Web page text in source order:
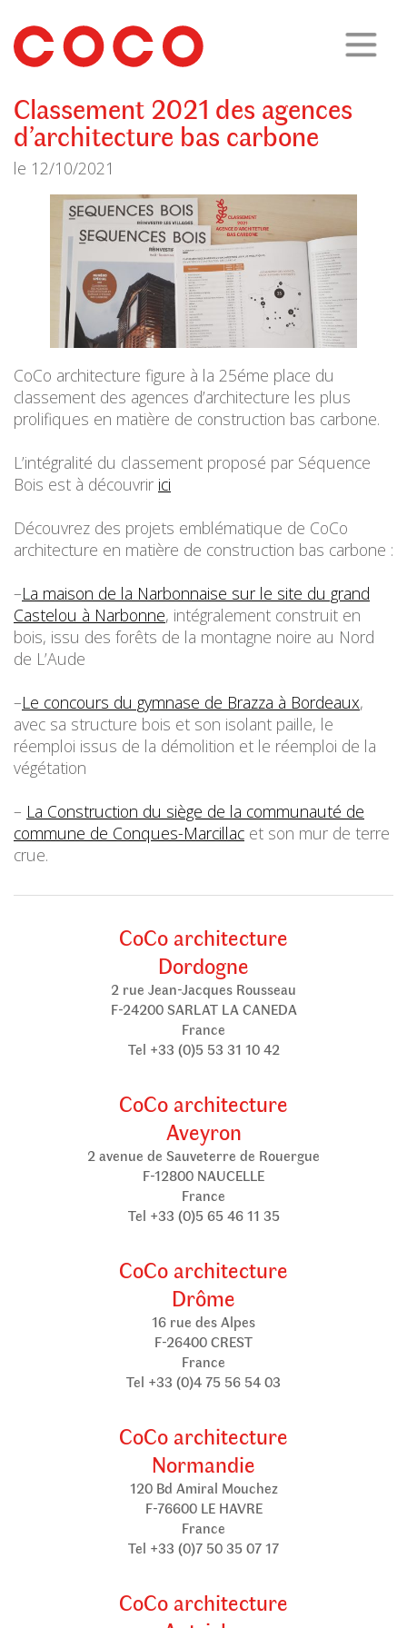
CoCo
Architecture
architecture,
urbanisme,
Classement 2021 des agences
d’architecture bas carbone
le 12/10/2021
CoCo architecture figure à la 25éme place du
classement des agences d’architecture les plus
prolifiques en matière de construction bas carbone.
L’intégralité du classement proposé par Séquence
Bois est à découvrir ici
Découvrez des projets emblématique de CoCo
architecture en matière de construction bas carbone :
–La maison de la Narbonnaise sur le site du grand
Castelou à Narbonne, intégralement construit en
bois, issu des forêts de la montagne noire au Nord
de L’Aude
–Le concours du gymnase de Brazza à Bordeaux,
avec sa structure bois et son isolant paille, le
réemploi issus de la démolition et le réemploi de la
végétation
– La Construction du siège de la communauté de
commune de Conques-Marcillac et son mur de terre
crue.
CoCo architecture
Dordogne
2 rue Jean-Jacques Rousseau
F-24200 SARLAT LA CANEDA
France
Tel +33 (0)5 53 31 10 42
CoCo architecture
Aveyron
2 avenue de Sauveterre de Rouergue
F-12800 NAUCELLE
France
Tel +33 (0)5 65 46 11 35
CoCo architecture
Drôme
16 rue des Alpes
F-26400 CREST
France
Tel +33 (0)4 75 56 54 03
CoCo architecture
Normandie
120 Bd Amiral Mouchez
F-76600 LE HAVRE
France
Tel +33 (0)7 50 35 07 17
CoCo architecture